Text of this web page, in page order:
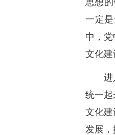
思想
一定
中，
文化建
进
统一
文化
发展，